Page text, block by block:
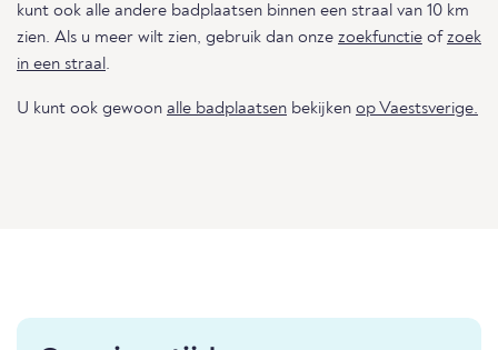
kunt ook alle andere badplaatsen binnen een straal van 10 km
zien. Als u meer wilt zien, gebruik dan onze zoekfunctie ofzoek
in een straal.
U kunt ook gewoon alle badplaatsen bekijken op Vaestsverige.